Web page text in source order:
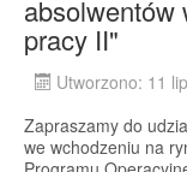
absolwentów
pracy II"
Utworzono: 11
Zapraszamy do
we wchodzeniu na